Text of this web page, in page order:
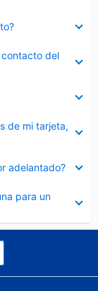
del
de mi tarjeta,
adelantado?
para un